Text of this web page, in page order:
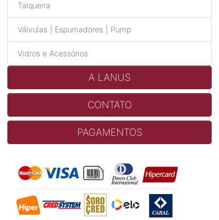
Talqueira
Válvulas | Espumadores | Pump
Vidros e Acessórios
A LANUS
CONTATO
PAGAMENTOS